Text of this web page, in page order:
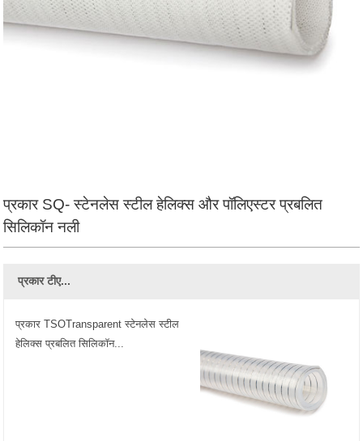
प्रकार SQ- स्टेनलेस स्टील हेलिक्स और पॉलिएस्टर प्रबलित
सिलिकॉन नली
प्रकार टीए...
प्रकार TSOTransparent स्टेनलेस स्टील
हेलिक्स प्रबलित सिलिकॉन...